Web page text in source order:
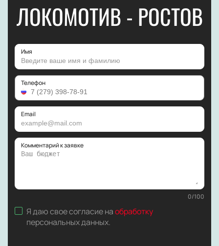
ЛОКОМОТИВ - РОСТОВ
Имя
Телефон
Email
Комментарий к заявке
0/100
Я даю свое согласие наобработку
персональных данных.